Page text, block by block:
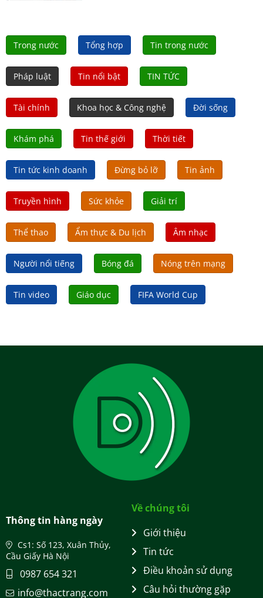
Trong nước Tổng hợp Tin trong nước
Pháp luật Tin nổi bật TIN TỨC
Tài chính Khoa học & Công nghệ Đời sống
Khám phá Tin thế giới Thời tiết
Tin tức kinh doanh Đừng bỏ lỡ Tin ảnh
Truyền hình Sức khỏe Giải trí
Thể thao Ẩm thực & Du lịch Âm nhạc
Người nổi tiếng Bóng đá Nóng trên mạng
Tin video Giáo dục FIFA World Cup
Thông tin hàng ngày
Cs1: Số 123, Xuân Thủy,
Cầu Giấy Hà Nội
0987 654 321
info@thactrang.com
Về chúng tôi
Giới thiệu
Tin tức
Điều khoản sử dụng
Câu hỏi thường gặp